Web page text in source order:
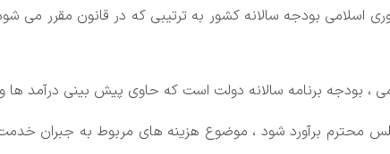
اسلامی بودجه سالانه کشور به ترتیبی که در قانون مقرر
برآورد شود ، موضوع هزینه های مربوط به جبران